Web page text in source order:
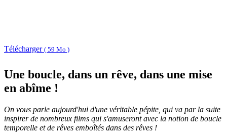
Télécharger ( 59 Mo )
Une boucle, dans un rêve, dans une mise
en abîme !
On vous parle aujourd'hui d'une véritable pépite, qui va par la suite
inspirer de nombreux films qui s'amuseront avec la notion de boucle
temporelle et de rêves emboîtés dans des rêves !